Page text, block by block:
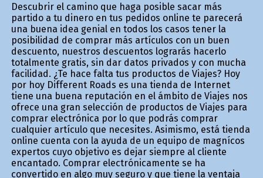
Descubrir el camino que haga posible sacar más
partido a tu dinero en tus pedidos online te parecerá
una buena idea genial en todos los casos tener la
posibilidad de comprar más artículos con un buen
descuento, nuestros descuentos lograrás hacerlo
totalmente gratis, sin dar datos privados y con mucha
facilidad. ¿Te hace falta tus productos de Viajes? Hoy
por hoy Different Roads es una tienda de Internet
tiene una buena reputación en el ámbito de Viajes nos
ofrece una gran selección de productos de Viajes para
comprar electrónica por lo que podrás comprar
cualquier artículo que necesites. Asimismo, está tienda
online cuenta con la ayuda de un equipo de magníficos
expertos cuyo objetivo es dejar siempre al cliente
encantado. Comprar electrónicamente se ha
convertido en algo muy seguro y que tiene la ventaja